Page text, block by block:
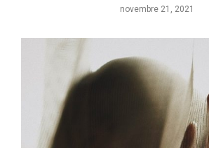
novembre 21, 2021